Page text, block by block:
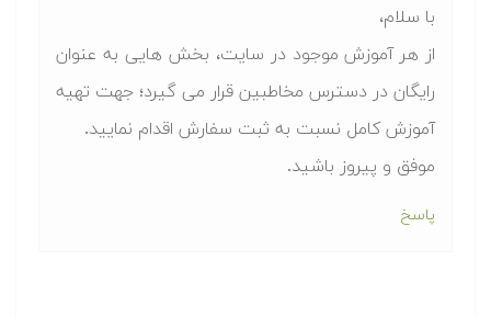
با سلام،
از هر آموزش موجود در سایت، بخش هایی به عنوان
رایگان در دسترس مخاطبین قرار می گیرد؛ جهت تهیه
آموزش کامل نسبت به ثبت سفارش اقدام نمایید.
موفق و پیروز باشید.
پاسخ